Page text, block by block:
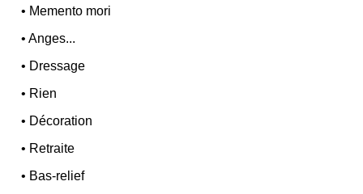
• Memento mori
•Anges...
• Dressage
• Rien
• Décoration
• Retraite
• Bas-relief